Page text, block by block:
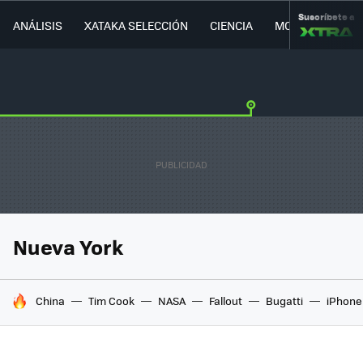
ANÁLISIS XATAKA SELECCIÓN CIENCIA MOVILIDAD
Suscríbete a
Nueva York
HOY SE HABLA DE
China Tim Cook NASA Fallout Bugatti iPhone